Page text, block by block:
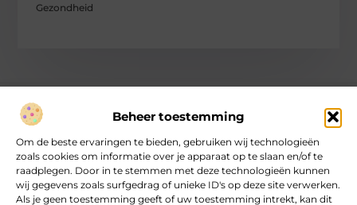
Beheer toestemming
Om de beste ervaringen te bieden, gebruiken wij technologieën
zoals cookies om informatie over je apparaat op te slaan en/of te
raadplegen. Door in te stemmen met deze technologieën kunnen
wij gegevens zoals surfgedrag of unieke ID's op deze site verwerken.
Als je geen toestemming geeft of uw toestemming intrekt, kan dit
Gezondheid
Over heartcoaching
Jouw gids voor inspiratie en tips uit het dagelijks leven.
Ontdek een brede verzameling blogs en artikelen die je helpen
om het meeste uit elke dag te halen, met praktische adviezen
en verrassende inzichten.